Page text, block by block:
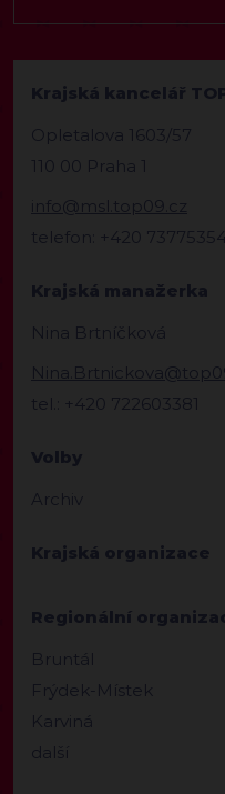
Krajská kancelář
Opletalova 1603/57
110 00 Praha 1
info@msl.top09.cz
telefon: +420
Krajská manažerka
Nina Brtníčková
tel.: +420 722603381
Volby
Archiv
Krajská organizace
Regionální
Bruntál
Frýdek-Místek
Karviná
další